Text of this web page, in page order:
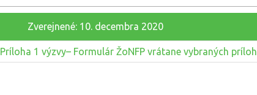
Zverejnené: 10. decembra 2020
Príloha 1 výzvy– Formulár ŽoNFP vrátane vybraných príloh